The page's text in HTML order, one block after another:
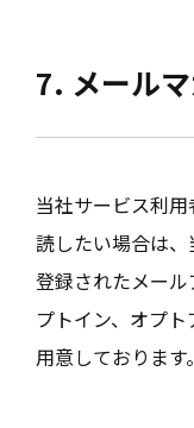
7. メール
当社サービス利
読したい場合は、
登録されたメー
プトイン、オプ
用意しております。